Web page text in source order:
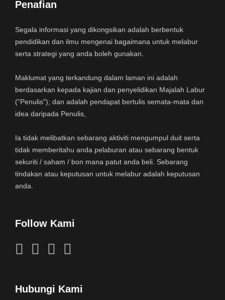
Penafian
Segala informasi yang dikongsikan adalah berbentuk
pendidikan dan ilmu mengenai bagaimana untuk melabur
serta strategi yang anda boleh gunakan.
Maklumat yang terkandung dalam laman ini adalah
berdasarkan kepada kajian dan penyelidikan Majalah Labur
("Penulis"); dan adalah pendapat bertulis semata-mata dan
idea daripada Penulis,
Ia tidak melibatkan sebarang aktiviti mengumpul duit serta
tidak memberitahu anda pelaburan atau sebarang bentuk
sekuriti / saham / bon mana patut anda beli. Sebarang
tindakan atau keputusan untuk melabur adalah keputusan
anda.
Follow Kami
Hubungi Kami